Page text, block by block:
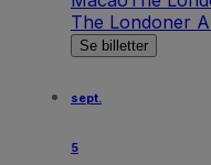
The Londoner
Se billetter
sept.
5